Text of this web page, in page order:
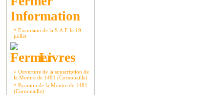
Information
¤ Excursion de la S.A.F. le 19
juillet
Livres
¤ Ouverture de la souscription de
la Montre de 1481 (Cornouaille)
¤ Parution de la Montre de 1481
(Cornouaille)